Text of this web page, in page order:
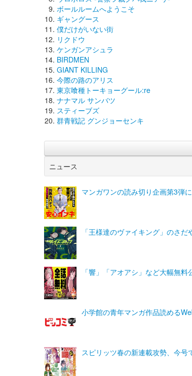
ボールルームへようこそ
ギャングース
僕だけがいない街
リクドウ
ケンガンアシュラ
BIRDMEN
GIANT KILLING
今際の路のアリス
東京喰種トーキョーグール:re
ナナマル サンバツ
スティーブズ
群青戦記 グンジョーセンキ
ニュース
マンガワンの読み切り企画第3弾
「王様達のヴァイキング」のさ
「響」「アオアシ」など大幅無
小学館の青年マンガ作品読める
スピリッツ春の新連載攻勢、今